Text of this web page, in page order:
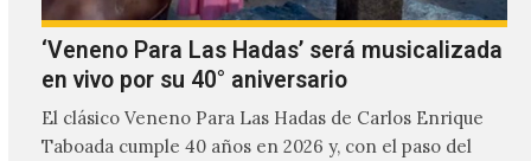
‘Veneno Para Las Hadas’ será musicalizada
en vivo por su 40° aniversario
El clásico Veneno Para Las Hadas de Carlos Enrique
Taboada cumple 40 años en 2026 y, con el paso del